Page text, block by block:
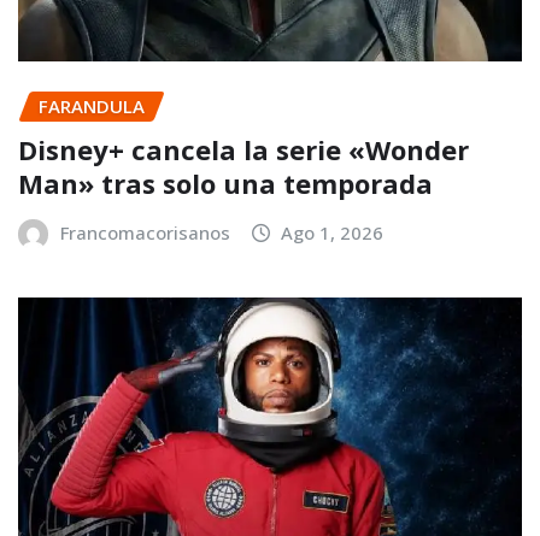
FARANDULA
Disney+ cancela la serie «Wonder
Man» tras solo una temporada
Francomacorisanos Ago 1, 2026